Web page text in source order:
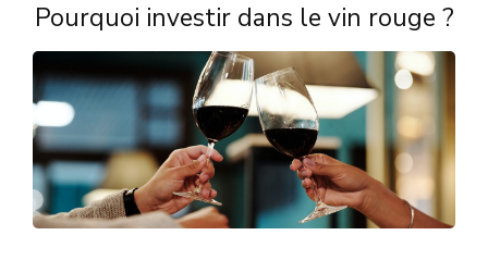
Pourquoi investir dans le vin rouge ?